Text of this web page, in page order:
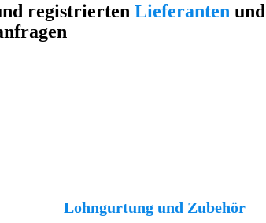
registrierten Lieferanten und
Lohngurtung und Zubehör